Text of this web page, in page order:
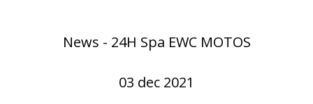
News - 24H Spa EWC MOTOS
03 dec 2021